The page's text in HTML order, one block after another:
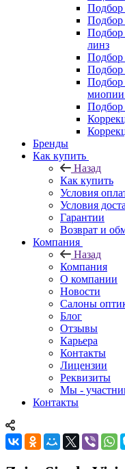
Подбор
Подбор
Подбор
линз
Подбор
Подбор
Подбор
миопии
Подбор
Бренды
Как купить
Назад
Как купить
Условия
Условия
Гарантии
Возврат и
Компания
Назад
Компания
О компании
Новости
Салоны
Блог
Отзывы
Карьера
Контакты
Лицензии
Реквизиты
Мы -
Контакты